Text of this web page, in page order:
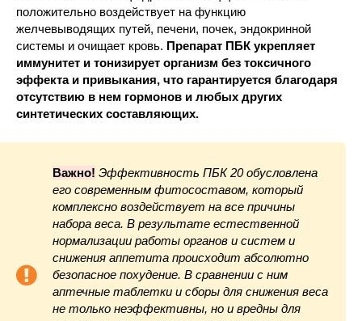
положительно воздействует на функцию
желчевыводящих путей, печени, почек, эндокринной
системы и очищает кровь. Препарат ПБК укрепляет
иммунитет и тонизирует организм без токсичного
эффекта и привыкания, что гарантируется благодаря
отсутствию в нем гормонов и любых других
синтетических составляющих.
Важно! Эффективность ПБК 20 обусловлена
его современным фитосоставом, который
комплексно воздействует на все причины
набора веса. В результате естественной
нормализации работы органов и систем и
снижения аппетита происходит абсолютно
безопасное похудение. В сравнении с ним
аптечные таблетки и сборы для снижения веса
не только неэффективны, но и вредны для